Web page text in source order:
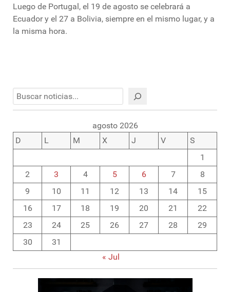
Luego de Portugal, el 19 de agosto se celebrará a
Ecuador y el 27 a Bolivia, siempre en el mismo lugar, y a
la misma hora.
Buscar
agosto 2026
D
L M X J V
S
1
2
3 4 5 6 7
8
9
10 11 12 13 14
15
16
17 18 19 20 21
22
23
24 25 26 27 28
29
30
31
« Jul